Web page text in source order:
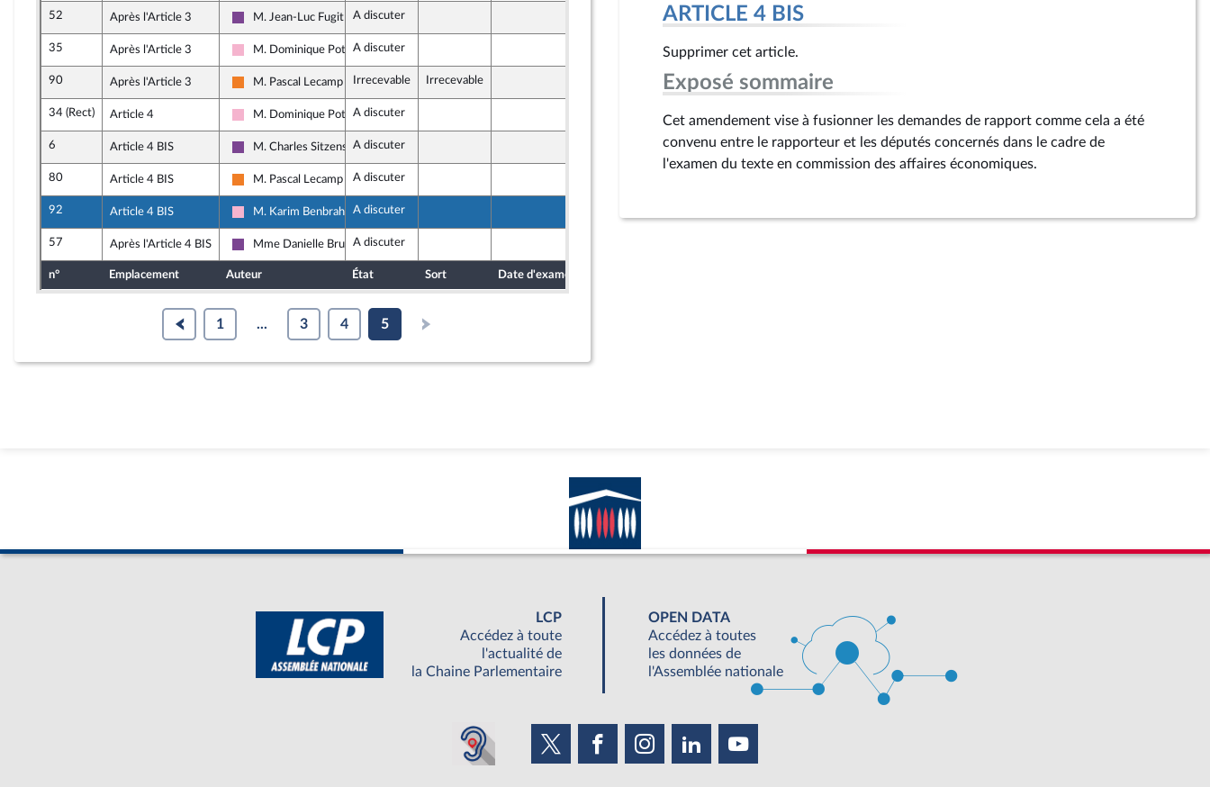
52 Après l'Article 3
Ensemble pour la République
M. Jean-Luc Fugit A discuter 28 mars 2025
35 Après l'Article 3
Socialistes et apparentés
M. Dominique PotierA discuter 28 mars 2025
90 Après l'Article 3
Les Démocrates
M. Pascal Lecamp Irrecevable Irrecevable 28 mars 2025
34 (Rect) Article 4
Socialistes et apparentés
M. Dominique PotierA discuter 28 mars 2025
6 Article 4 BIS
Ensemble pour la République
M. Charles SitzenstuhlA discuter 28 mars 2025
80 Article 4 BIS
Les Démocrates
M. Pascal Lecamp A discuter
92 Article 4 BIS
Socialistes et apparentés
M. Karim BenbrahimA discuter
57 Après l'Article 4 BIS
Ensemble pour la République
Mme Danielle BruleboisA discuter
n° Emplacement Auteur État Sort Date d'examen
1 ... 3 4 5
ARTICLE 4 BIS
Supprimer cet article.
Exposé sommaire
Cet amendement vise à fusionner les demandes de rapport comme cela a été
convenu entre le rapporteur et les députés concernés dans le cadre de
l'examen du texte en commission des affaires économiques.
LCP
Accédez à toute
l'actualité de
la Chaine Parlementaire
OPEN DATA
Accédez à toutes
les données de
l'Assemblée nationale